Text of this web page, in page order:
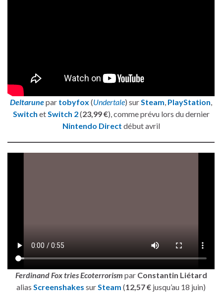
Deltarunepar tobyfox (Undertale) surSteam, PlayStation,
Switch etSwitch 2(23,99 €), comme prévu lors du dernier
Nintendo Direct début avril
Ferdinand Fox tries Ecoterrorism par Constantin Liétard
alias Screenshakes sur Steam (12,57 € jusqu’au 18 juin)